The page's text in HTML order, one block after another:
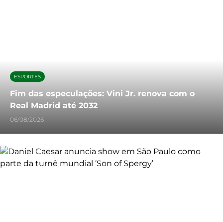
ESPORTES
Fim das especulações: Vini Jr. renova com o
Real Madrid até 2032
06/08/2026